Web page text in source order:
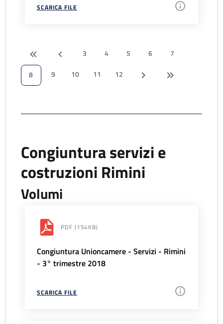
SCARICA FILE
3 4 5 6
7
8
9 10 11 12
Congiuntura servizi e
costruzioni Rimini
Volumi
PDF (154KB)
Congiuntura Unioncamere - Servizi - Rimini
- 3° trimestre 2018
SCARICA FILE